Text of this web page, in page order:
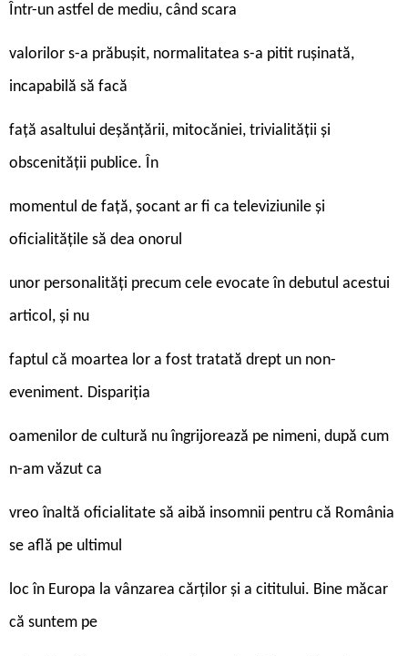
Într-un astfel de mediu, când scara
valorilor s-a prăbușit, normalitatea s-a pitit rușinată,
incapabilă să facă
față asaltului deșănțării, mitocăniei, trivialității și
obscenității publice. În
momentul de față, șocant ar fi ca televiziunile și
oficialitățile să dea onorul
unor personalități precum cele evocate în debutul acestui
articol, și nu
faptul că moartea lor a fost tratată drept un non-
eveniment. Dispariția
oamenilor de cultură nu îngrijorează pe nimeni, după cum
n-am văzut ca
vreo înaltă oficialitate să aibă insomnii pentru că România
se află pe ultimul
loc în Europa la vânzarea cărților și a cititului. Bine măcar
că suntem pe